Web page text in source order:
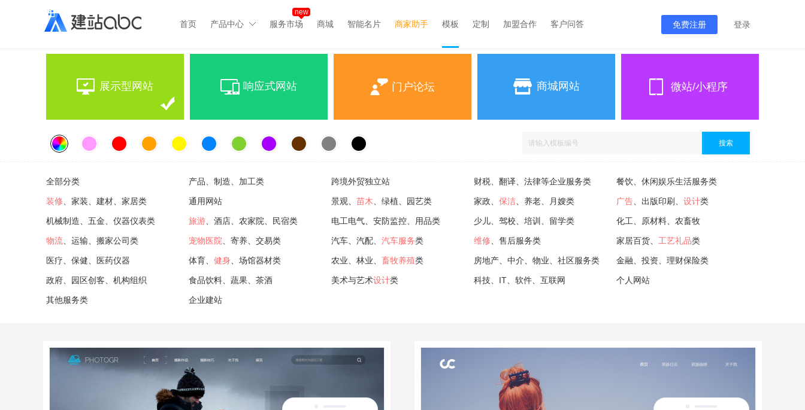
首页 产品中心 服务市场
new
商城 智能名片 商家助手 模板 定制 加盟合作 客户问答 免费注册 登录
展示型网站 响应式网站 门户论坛 商城网站 微站/小程序
搜索
全部分类 产品、制造、加工类 跨境外贸独立站 财税、翻译、法律等企业服务类 餐饮、休闲娱乐生活服务类
装修 、家装、建材、家居类 通用网站 景观、 苗木 、绿植、园艺类 家政、 保洁 、养老、月嫂类 广告 、出版印刷、 设计类
机械制造、五金、仪器仪表类 旅游 、酒店、农家院、民宿类 电工电气、安防监控、用品类 少儿、驾校、培训、留学类 化工、原材料、农畜牧
物流 、运输、搬家公司类 宠物医院 、寄养、交易类 汽车、汽配、 汽车服务类 维修 、售后服务类 家居百货、 工艺礼品类
医疗、保健、医药仪器 体育、 健身 、场馆器材类 农业、林业、 畜牧养殖类 房地产、中介、物业、社区服务类 金融、投资、理财保险类
政府、园区创客、机构组织 食品饮料、蔬果、茶酒 美术与艺术设计类 科技、IT、软件、互联网 个人网站
其他服务类 企业建站